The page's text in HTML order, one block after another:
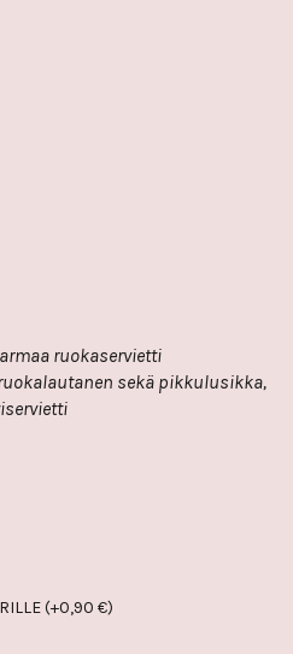
vesilasi, lautanen, aterimet, harmaa ruokaservietti
(+0,90€)